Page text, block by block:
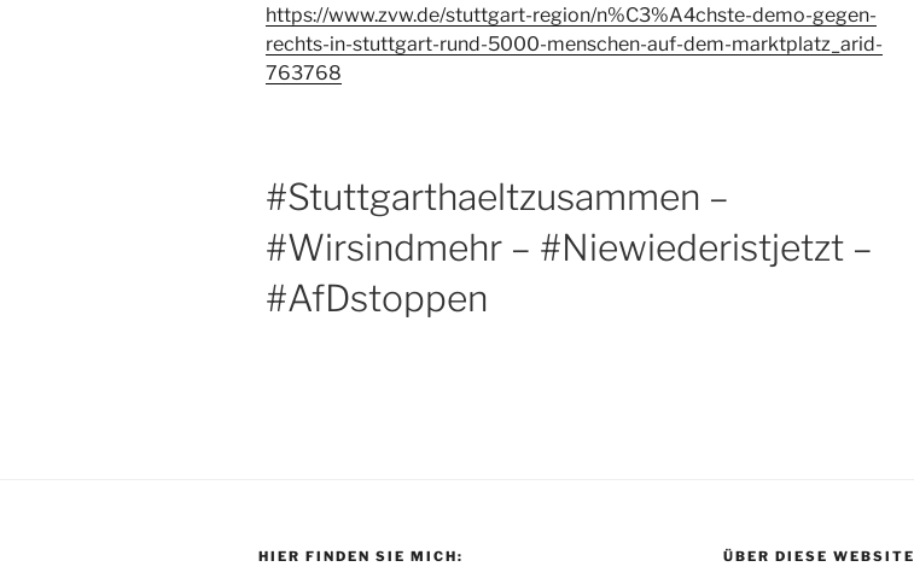
https://www.zvw.de/stuttgart-region/n%C3%A4chste-demo-gegen-
rechts-in-stuttgart-rund-5000-menschen-auf-dem-marktplatz_arid-
763768
#Stuttgarthaeltzusammen –
#Wirsindmehr – #Niewiederistjetzt –
#AfDstoppen
HIER FINDEN SIE MICH: ÜBER DIESE WEBSITE